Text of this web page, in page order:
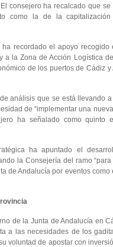
consejero ha recalcado que
como la de la
recordado el apoyo
a la Zona de Acción Logística
de los puertos de Cádiz
análisis que se está llevando
de “implementar una
ha señalado como quinto
ha apuntado el
la Consejería del ramo
de Andalucía por eventos
de la Junta de Andalucía en
a las necesidades de los
voluntad de apostar con